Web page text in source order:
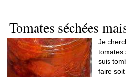
Tomates séchées
Je
tomates
suis
faire